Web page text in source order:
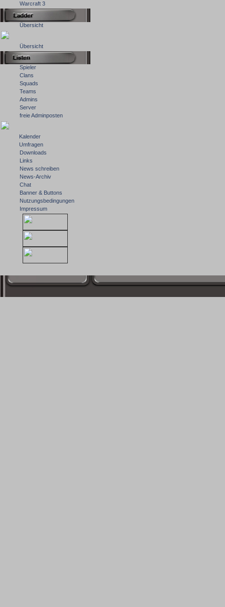
Warcraft 3
Übersicht
Übersicht
Spieler
Clans
Squads
Teams
Admins
Server
freie Adminposten
Kalender
Umfragen
Downloads
Links
News schreiben
News-Archiv
Chat
Banner & Buttons
Nutzungsbedingungen
Impressum